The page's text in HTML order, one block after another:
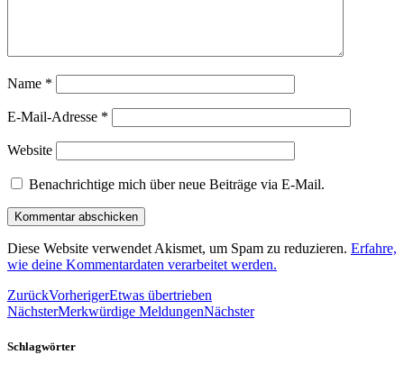
Name *
E-Mail-Adresse *
Website
Benachrichtige mich über neue Beiträge via E-Mail.
Diese Website verwendet Akismet, um Spam zu reduzieren. Erfahre,
wie deine Kommentardaten verarbeitet werden.
ZurückVorherigerEtwas übertrieben
NächsterMerkwürdige MeldungenNächster
Schlagwörter